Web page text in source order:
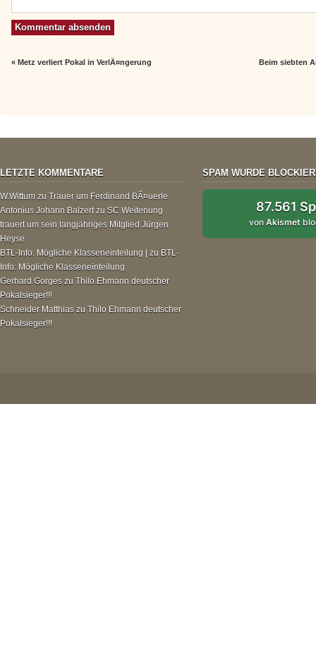
« Metz verliert Pokal in VerlÃ¤ngerung Beim siebten
LETZTE KOMMENTARE
W.Wittum zu Trauer um Ferdinand BÃ¤uerle
Antonius Johann Balzertzu SC Weitenung
trauert um sein langjähriges Mitglied Jürgen
Heyse
BTL-Info: Mögliche Klasseneinteilung |
zu BTL-
Info: Mögliche Klasseneinteilung
Gerhard Gorges zu Thilo Ehmann deutscher
Pokalsieger!!!
Schneider Matthias zu Thilo Ehmann deutscher
Pokalsieger!!!
SPAM WURDE
87.561
vonAkismet